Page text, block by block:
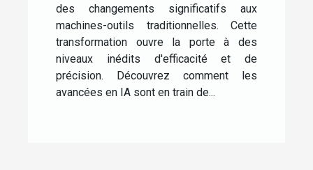
des changements significatifs aux
machines-outils traditionnelles. Cette
transformation ouvre la porte à des
niveaux inédits d'efficacité et de
précision. Découvrez comment les
avancées en IA sont en train de...